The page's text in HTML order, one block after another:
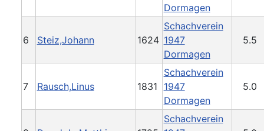
Dormagen
6 Steiz,Johann 1624
Schachverein
1947
Dormagen
5.5
7 Rausch,Linus 1831
Schachverein
1947
Dormagen
5.0
Schachverein